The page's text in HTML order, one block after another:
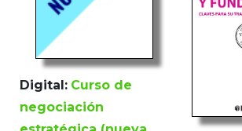
Digital: Curso de
negociación